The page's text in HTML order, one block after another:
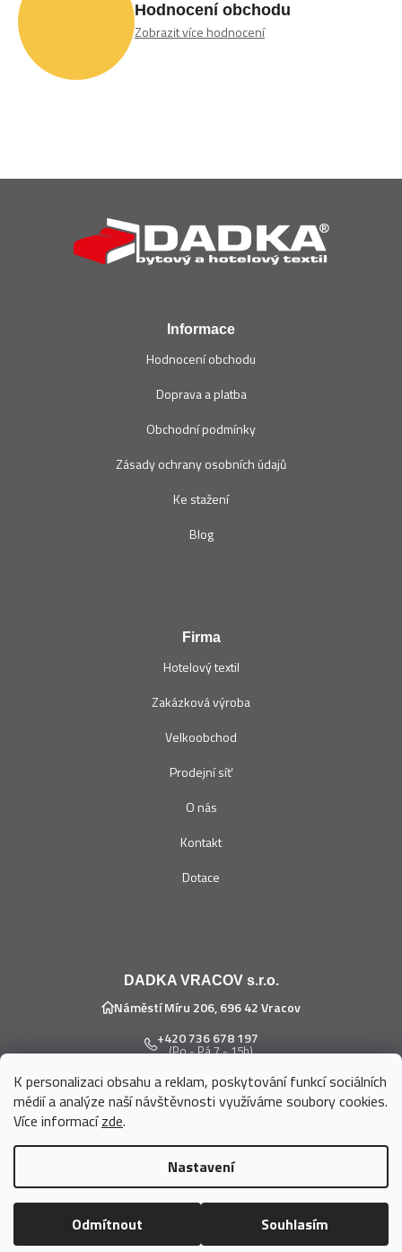
K personalizaci obsahu a reklam, poskytování funkcí sociálních
médií a analýze naší návštěvnosti využíváme soubory cookies.
Více informacízde.
Nastavení
Odmítnout Souhlasím
Hodnocení obchodu
Zobrazit více hodnocení
Informace
Hodnocení obchodu
Doprava a platba
Obchodní podmínky
Zásady ochrany osobních údajů
Ke stažení
Blog
Firma
Hotelový textil
Zakázková výroba
Velkoobchod
Prodejní síť
O nás
Kontakt
Dotace
DADKA VRACOV s.r.o.
Náměstí Míru 206, 696 42 Vracov
+420 736 678 197
(Po - Pá 7 - 15h)
eshop@dadka.cz
Copyright 2026DADKA VRACOV s.r.o.
. Všechna práva vyhrazena.